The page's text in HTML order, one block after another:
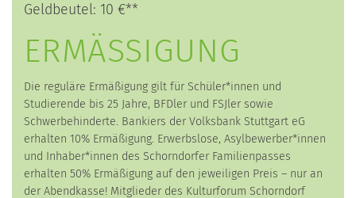
Geldbeutel: 10 €**
ERMÄSSIGUNG
Die reguläre Ermäßigung gilt für Schüler*innen und
Studierende bis 25 Jahre, BFDler und FSJler sowie
Schwerbehinderte. Bankiers der Volksbank Stuttgart eG
erhalten 10% Ermäßigung. Erwerbslose, Asylbewerber*innen
und Inhaber*innen des Schorndorfer Familienpasses
erhalten 50% Ermäßigung auf den jeweiligen Preis – nur an
der Abendkasse! Mitglieder des Kulturforum Schorndorf